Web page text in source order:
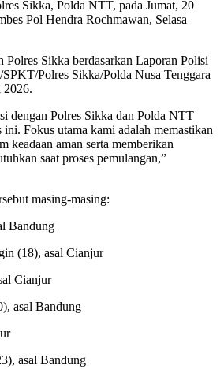
Sikka, Polda NTT, pada Jumat, 20
Pol Hendra Rochmawan, Selasa
Polres Sikka berdasarkan Laporan Polisi
Polres Sikka/Polda Nusa Tenggara
2026.
dengan Polres Sikka dan Polda NTT
ini. Fokus utama kami adalah memastikan
keadaan aman serta memberikan
saat proses pemulangan,”
masing-masing:
Bandung
(18), asal Cianjur
Cianjur
asal Bandung
asal Bandung